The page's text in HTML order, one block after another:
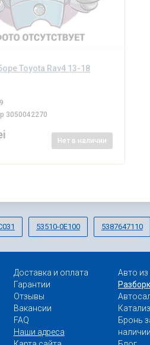
Toyota Rav4 13-18
3050042270
Нет в наличии
53510-0E100 5387647110
Доставка и оплата
Гарантии
Отзывы
Вакансии
FAQ
Наши адреса
Авто
Бронь
наличии